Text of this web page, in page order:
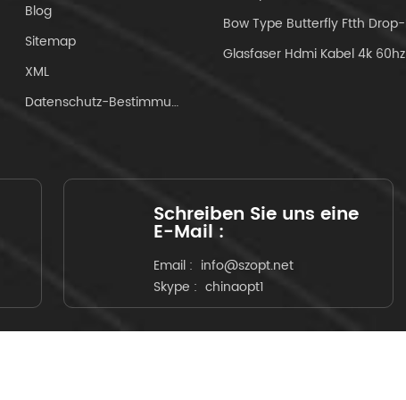
Produkte erfüllen die
Zuverlässigkeitsanforderungen von
Telcordia 1209 und 1221 und sind von
Blog
Sitemap
XML
Datenschutz-Bestimmungen
Glasfaser Hdmi Kabel 4k 60hz
Schreiben Sie uns eine
E-Mail :
Email : info@szopt.net
Skype : chinaopt1